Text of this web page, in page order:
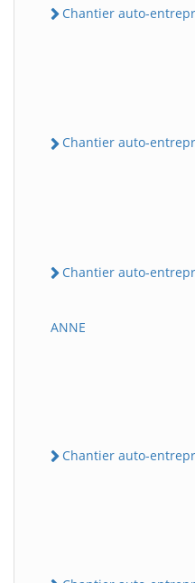
Chantier auto-
Chantier auto-
Chantier auto-
ANNE
Chantier auto-